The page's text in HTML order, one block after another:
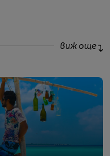
виж още